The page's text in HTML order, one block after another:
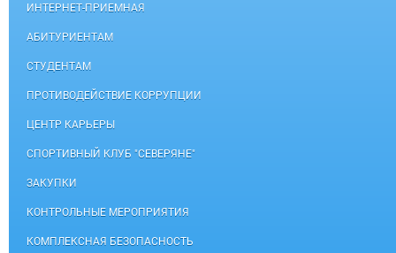
ИНТЕРНЕТ-ПРИЕМНАЯ
АБИТУРИЕНТАМ
СТУДЕНТАМ
ПРОТИВОДЕЙСТВИЕ КОРРУПЦИИ
ЦЕНТР КАРЬЕРЫ
СПОРТИВНЫЙ КЛУБ "СЕВЕРЯНЕ"
ЗАКУПКИ
КОНТРОЛЬНЫЕ МЕРОПРИЯТИЯ
КОМПЛЕКСНАЯ БЕЗОПАСНОСТЬ